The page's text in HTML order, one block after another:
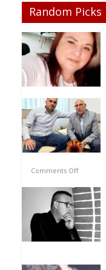
Random Picks
Comments Off